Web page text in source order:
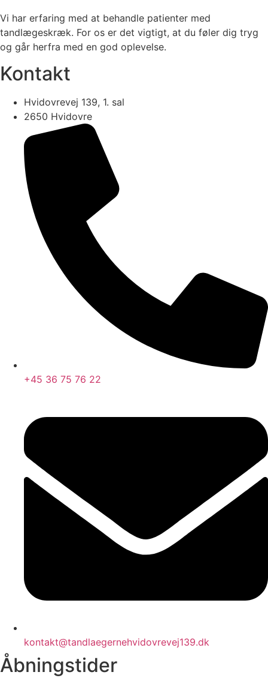
Vi har erfaring med at behandle patienter med
tandlægeskræk. For os er det vigtigt, at du føler dig tryg
og går herfra med en god oplevelse.
Kontakt
Hvidovrevej 139, 1. sal
2650 Hvidovre
+45 36 75 76 22
kontakt@tandlaegernehvidovrevej139.dk
Åbningstider